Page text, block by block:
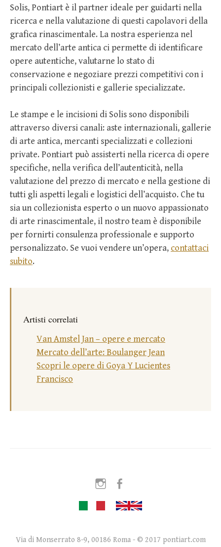
Solis, Pontiart è il partner ideale per guidarti nella
ricerca e nella valutazione di questi capolavori della
grafica rinascimentale. La nostra esperienza nel
mercato dell’arte antica ci permette di identificare
opere autentiche, valutarne lo stato di
conservazione e negoziare prezzi competitivi con i
principali collezionisti e gallerie specializzate.
Le stampe e le incisioni di Solis sono disponibili
attraverso diversi canali: aste internazionali, gallerie
di arte antica, mercanti specializzati e collezioni
private. Pontiart può assisterti nella ricerca di opere
specifiche, nella verifica dell’autenticità, nella
valutazione del prezzo di mercato e nella gestione di
tutti gli aspetti legali e logistici dell’acquisto. Che tu
sia un collezionista esperto o un nuovo appassionato
di arte rinascimentale, il nostro team è disponibile
per fornirti consulenza professionale e supporto
personalizzato. Se vuoi vendere un’opera, contattaci
subito.
Artisti correlati
Van Amstel Jan – opere e mercato
Mercato dell’arte: Boulanger Jean
Scopri le opere di Goya Y Lucientes
Francisco
Instagram
Via di Monserrato 8-9, 00186 Roma - © 2017 pontiart.com